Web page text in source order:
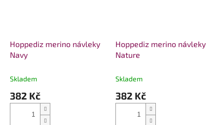
Hoppediz merino návleky
Navy
Skladem
382 Kč
Hoppediz merino návleky
Nature
Skladem
382 Kč